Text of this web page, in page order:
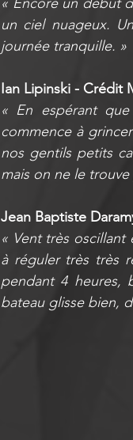
un ciel nuageux.
journée tranquille. »
Ian Lipinski - Crédit
« En espérant
commence à
nos gentils petits
mais on ne le
Jean Baptiste
« Vent très
à réguler très très
pendant 4 heures,
bateau glisse bien,